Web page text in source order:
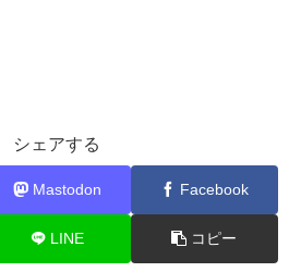
シェアする
Mastodon Facebook
LINE コピー